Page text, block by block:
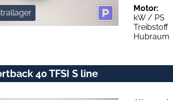
Motor:
kW / PS
Treibstoff
Hubraum
40 TFSI S line